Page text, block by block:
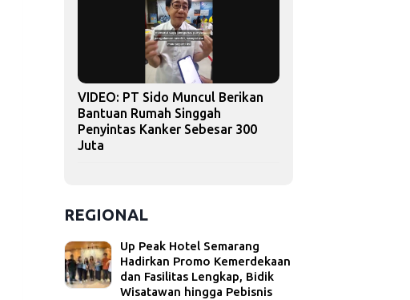
VIDEO: PT Sido Muncul Berikan
Bantuan Rumah Singgah
Penyintas Kanker Sebesar 300
Juta
REGIONAL
Up Peak Hotel Semarang
Hadirkan Promo Kemerdekaan
dan Fasilitas Lengkap, Bidik
Wisatawan hingga Pebisnis